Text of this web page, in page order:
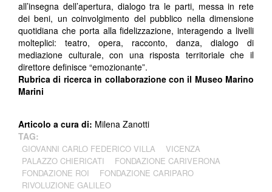
all’insegna dell’apertura, dialogo tra le parti, messa in rete
dei beni, un coinvolgimento del pubblico nella dimensione
quotidiana che porta alla fidelizzazione, interagendo a livelli
molteplici: teatro, opera, racconto, danza, dialogo di
mediazione culturale, con una risposta territoriale che il
direttore definisce “emozionante”.
Rubrica di ricerca in collaborazione con il Museo Marino
Marini
Articolo a cura di: Milena Zanotti
TAG:
GIOVANNI CARLO FEDERICO VILLA
VICENZA
PALAZZO CHIERICATI
FONDAZIONE CARIVERONA
FONDAZIONE ROI
FONDAZIONE CARIPARO
RIVOLUZIONE GALILEO